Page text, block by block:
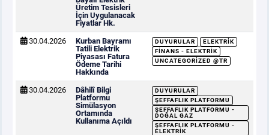
Üretim Tesisleri
İçin Uygulanacak
Fiyatlar Hk.
30.04.2026
Kurban Bayramı
Tatili Elektrik
Piyasası Fatura
Ödeme Tarihi
Hakkında
DUYURULAR
ELEKTRIK
FINANS - ELEKTRIK
UNCATEGORIZED @TR
30.04.2026
Dâhilî Bilgi
Platformu
Simülasyon
Ortamında
Kullanıma Açıldı
DUYURULAR
ŞEFFAFLIK PLATFORMU
ŞEFFAFLIK PLATFORMU -
DOĞAL GAZ
ŞEFFAFLIK PLATFORMU -
ELEKTRIK